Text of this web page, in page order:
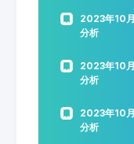
2023年10
分析
2023年10
分析
2023年10
分析